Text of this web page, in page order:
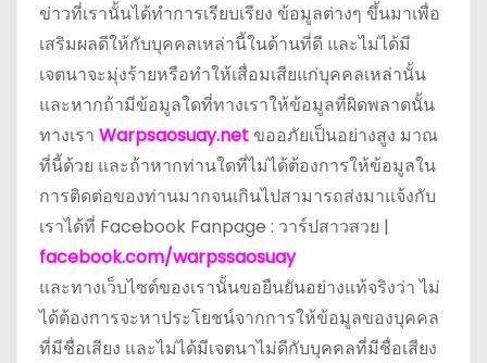
ข่าวที่เรานั้นได้ทำการเรียบเรียง ข้อมูลต่างๆ ขึ้นมาเพื่อ
เสริมผลดีให้กับบุคคลเหล่านี้ในด้านที่ดี และไม่ได้มี
เจตนาจะมุ่งร้ายหรือทำให้เสื่อมเสียแก่บุคคลเหล่านั้น
และหากถ้ามีข้อมูลใดที่ทางเราให้ข้อมูลที่ผิดพลาดนั้น
ทางเรา Warpsaosuay.netขออภัยเป็นอย่างสูง มาณ
ที่นี้ด้วย และถ้าหากท่านใดที่ไม่ได้ต้องการให้ข้อมูลใน
การติดต่อของท่านมากจนเกินไปสามารถส่งมาแจ้งกับ
เราได้ที่ Facebook Fanpage : วาร์ปสาวสวย |
facebook.com/warpssaosuay
และทางเว็บไซต์ของเรานั้นขอยืนยันอย่างแท้จริงว่า ไม่
ได้ต้องการจะหาประโยชน์จากการให้ข้อมูลของบุคคล
ที่มีชื่อเสียง และไม่ได้มีเจตนาไม่ดีกับบุคคลที่มีชื่อเสียง